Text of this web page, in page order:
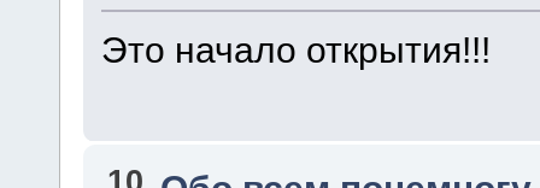
Это начало открытия!!!